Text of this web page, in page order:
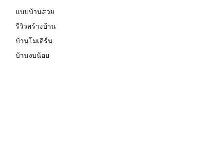
แบบบ้านสวย
รีวิวสร้างบ้าน
บ้านโมเดิร์น
บ้านงบน้อย